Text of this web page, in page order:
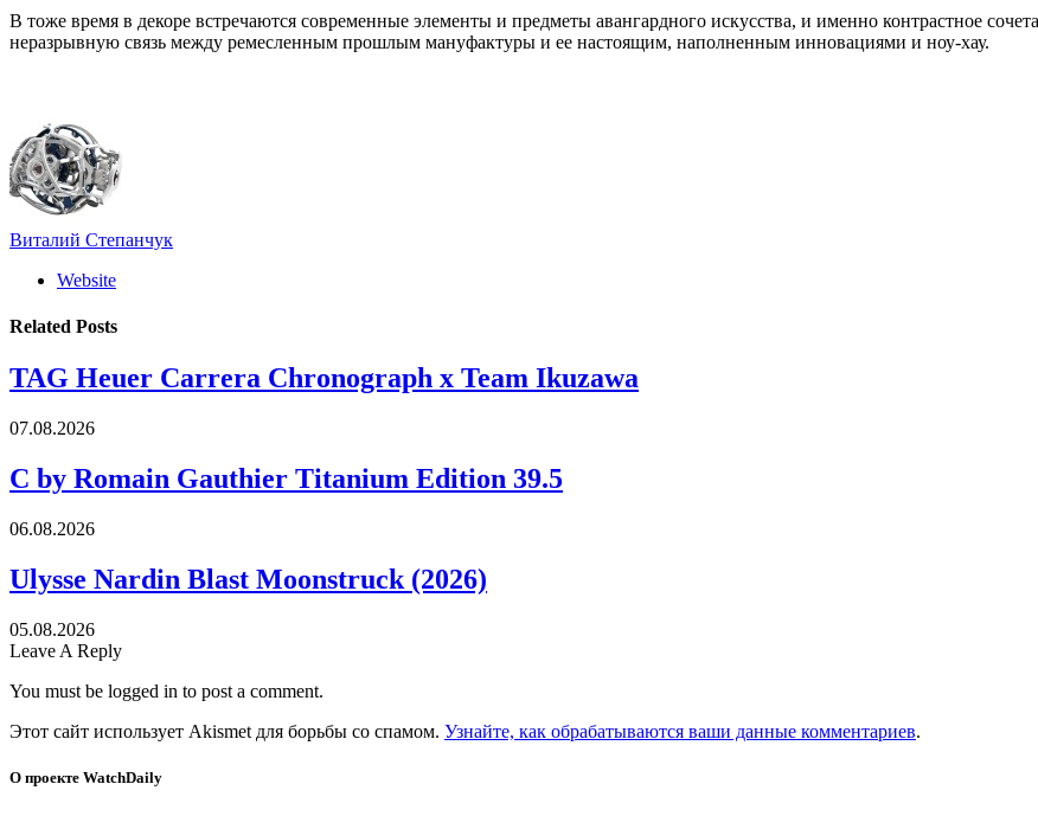
В тоже время в декоре встречаются современные элементы и предметы авангардного искусства, и именно контрастное
неразрывную связь между ремесленным прошлым мануфактуры и ее настоящим, наполненным инновациями и ноу-хау.
Виталий Степанчук
Website
Related Posts
TAG Heuer Carrera Chronograph x Team Ikuzawa
07.08.2026
C by Romain Gauthier Titanium Edition 39.5
06.08.2026
Ulysse Nardin Blast Moonstruck (2026)
05.08.2026
Leave A Reply
You must be logged in to post a comment.
Этот сайт использует Akismet для борьбы со спамом. Узнайте, как обрабатываются ваши данные комментариев.
О проекте WatchDaily